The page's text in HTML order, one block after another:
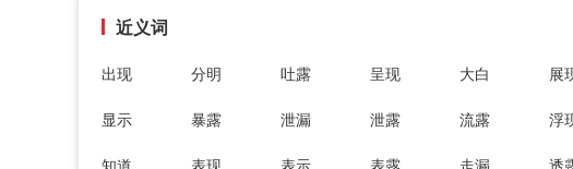
近义词
出现 分明 吐露 呈现 大白 展
显示 暴露 泄漏 泄露 流露 浮
知道 表现 表示 表露 走漏 透